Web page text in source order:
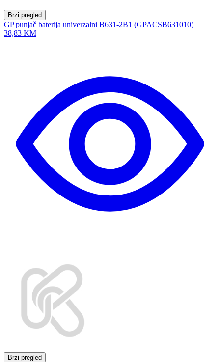
Brzi pregled
GP punjač baterija univerzalni B631-2B1 (GPACSB631010)
38,83 KM
Brzi pregled